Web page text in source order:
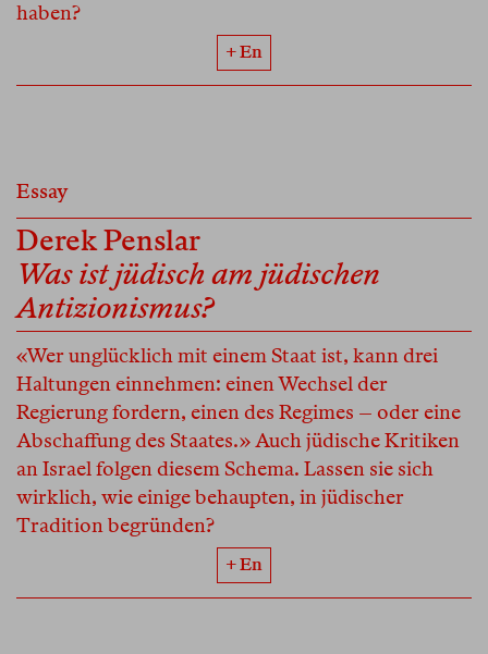
haben?
+ En
Essay
Derek Penslar
Was ist jüdisch am jüdischen
Antizionismus?
«Wer unglücklich mit einem Staat ist, kann drei
Haltungen einnehmen: einen Wechsel der
Regierung fordern, einen des Regimes – oder eine
Abschaffung des Staates.» Auch jüdische Kritiken
an Israel folgen diesem Schema. Lassen sie sich
wirklich, wie einige behaupten, in jüdischer
Tradition begründen?
+ En